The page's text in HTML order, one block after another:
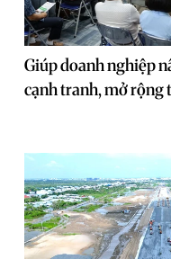
Giúp doanh nghiệp
cạnh tranh, mở rộng